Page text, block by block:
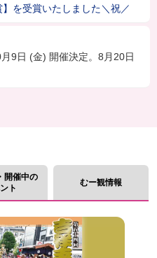
を受賞いたしました＼祝／
9日 (金) 開催決定。8月20日
開催中の
ト
むー観情報